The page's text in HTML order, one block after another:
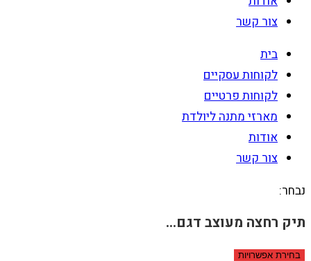
צור קשר
בית
לקוחות עסקיים
לקוחות פרטיים
מארזי מתנה ליולדת
אודות
צור קשר
נבחר:
תיק רחצה מעוצב דגם…
בחירת אפשרויות